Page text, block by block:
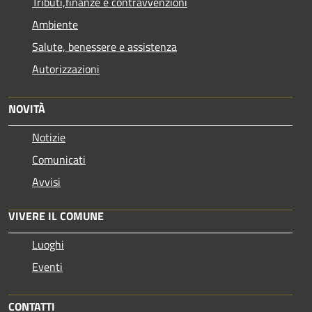
Ambiente
Salute, benessere e assistenza
Autorizzazioni
NOVITÀ
Notizie
Comunicati
Avvisi
VIVERE IL COMUNE
Luoghi
Eventi
CONTATTI